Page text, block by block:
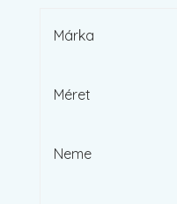
Márka
Méret
Neme